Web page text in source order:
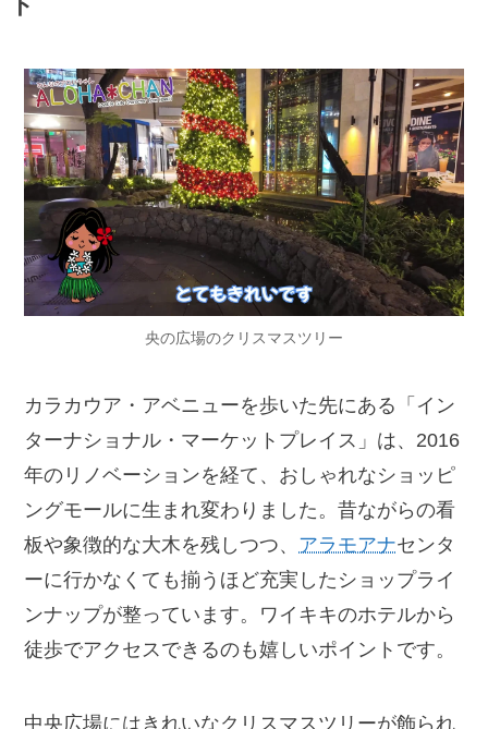
央の広場のクリスマスツリー
カラカウア・アベニューを歩いた先にある「イン
ターナショナル・マーケットプレイス」は、2016
年のリノベーションを経て、おしゃれなショッピ
ングモールに生まれ変わりました。昔ながらの看
板や象徴的な大木を残しつつ、 アラモアナセンタ
ーに行かなくても揃うほど充実したショップライ
ンナップが整っています。ワイキキのホテルから
徒歩でアクセスできるのも嬉しいポイントです。
中央広場にはきれいなクリスマスツリーが飾られ